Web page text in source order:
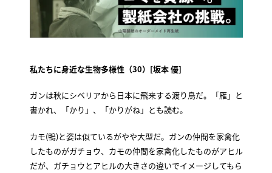
私たちに身近な生物多様性（30）[坂本 優]
ガンは秋にシベリアから日本に飛来する渡り鳥だ。「雁」と
書かれ、「かり」、「かりがね」とも読む。
カモ(鴨)と姿は似ているがやや大型だ。ガンの仲間を家禽化
したものがガチョウ、カモの仲間を家禽化したものがアヒル
だが、ガチョウとアヒルの大きさの違いでイメージしてもら